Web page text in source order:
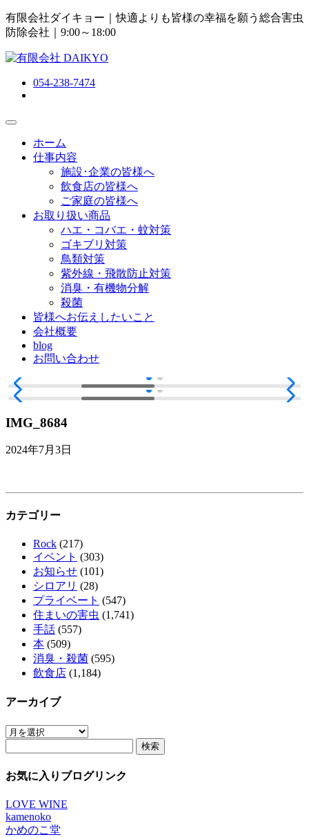
有限会社ダイキョー｜快適よりも皆様の幸福を願う総合害虫
防除会社 ｜9:00～18:00
054-238-7474
ホーム
仕事内容
施設･企業の皆様へ
飲食店の皆様へ
ご家庭の皆様へ
お取り扱い商品
ハエ・コバエ・蚊対策
ゴキブリ対策
鳥類対策
紫外線・飛散防止対策
消臭・有機物分解
殺菌
皆様へお伝えしたいこと
会社概要
blog
お問い合わせ
IMG_8684
2024年7月3日
カテゴリー
Rock (217)
イベント (303)
お知らせ (101)
シロアリ (28)
プライベート (547)
住まいの害虫 (1,741)
手話 (557)
本 (509)
消臭・殺菌 (595)
飲食店 (1,184)
アーカイブ
ア
イ
お気に入りブログリンク
LOVE WINE
kamenoko
かめのこ堂